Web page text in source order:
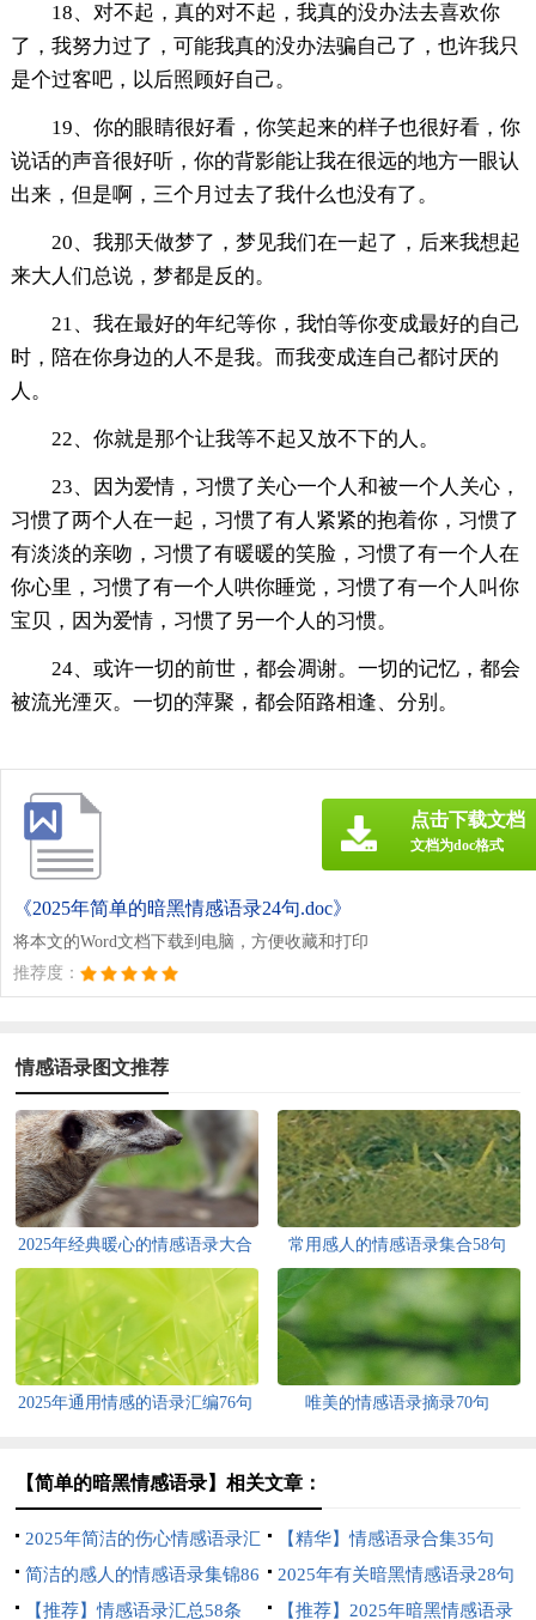
18、对不起，真的对不起，我真的没办法去喜欢你
了，我努力过了，可能我真的没办法骗自己了，也许我只
是个过客吧，以后照顾好自己。
19、你的眼睛很好看，你笑起来的样子也很好看，你
说话的声音很好听，你的背影能让我在很远的地方一眼认
出来，但是啊，三个月过去了我什么也没有了。
20、我那天做梦了，梦见我们在一起了，后来我想起
来大人们总说，梦都是反的。
21、我在最好的年纪等你，我怕等你变成最好的自己
时，陪在你身边的人不是我。而我变成连自己都讨厌的
人。
22、你就是那个让我等不起又放不下的人。
23、因为爱情，习惯了关心一个人和被一个人关心，
习惯了两个人在一起，习惯了有人紧紧的抱着你，习惯了
有淡淡的亲吻，习惯了有暖暖的笑脸，习惯了有一个人在
你心里，习惯了有一个人哄你睡觉，习惯了有一个人叫你
宝贝，因为爱情，习惯了另一个人的习惯。
24、或许一切的前世，都会凋谢。一切的记忆，都会
被流光湮灭。一切的萍聚，都会陌路相逢、分别。
《2025年简单的暗黑情感语录24句.doc》
将本文的Word文档下载到电脑，方便收藏和打印
推荐度：
点击下载文档
文档为doc格式
情感语录图文推荐
2025年经典暖心的情感语录大合
集80句
常用感人的情感语录集合58句
2025年通用情感的语录汇编76句 唯美的情感语录摘录70句
【简单的暗黑情感语录】相关文章：
2025年简洁的伤心情感语录汇
编80条
【精华】情感语录合集35句
简洁的感人的情感语录集锦86
条
2025年有关暗黑情感语录28句
【推荐】情感语录汇总58条
【推荐】2025年暗黑情感语录